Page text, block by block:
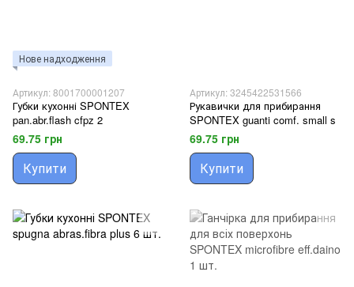
Нове надходження
Артикул: 8001700001207
Губки кухонні SPONTEX
pan.abr.flash cfpz 2
69.75 грн
Купити
Артикул: 3245422531566
Рукавички для прибирання
SPONTEX guanti comf. small s
69.75 грн
Купити